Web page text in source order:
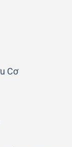
Cơ